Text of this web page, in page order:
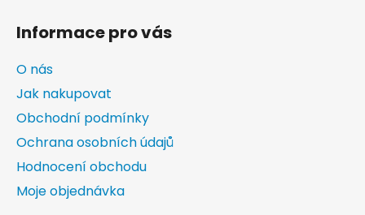
Informace pro vás
O nás
Jak nakupovat
Obchodní podmínky
Ochrana osobních údajů
Hodnocení obchodu
Moje objednávka